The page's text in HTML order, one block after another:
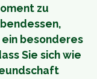
zu
besonderes
Sie sich wie